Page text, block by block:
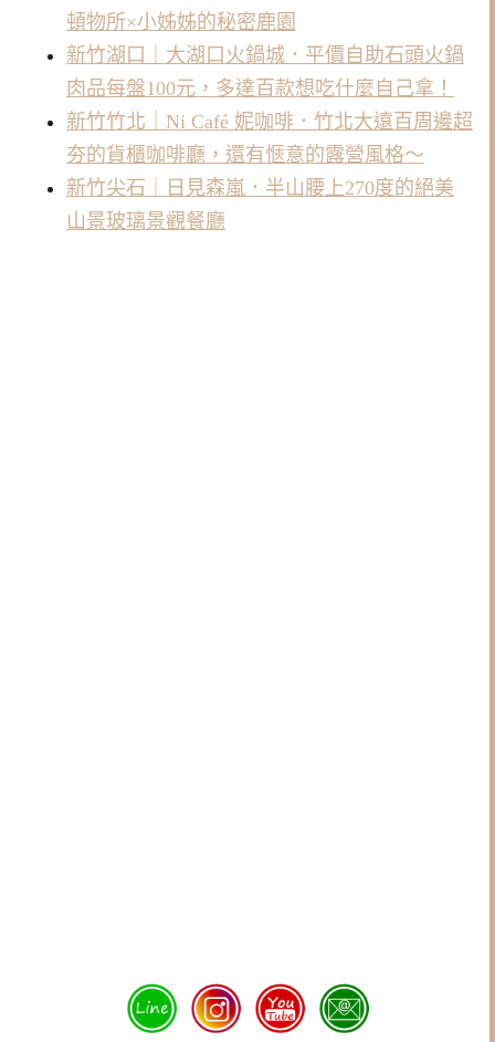
頓物所×小姊姊的秘密鹿園
新竹湖口｜大湖口火鍋城．平價自助石頭火鍋
肉品每盤100元，多達百款想吃什麼自己拿！
新竹竹北｜Ni Café 妮咖啡．竹北大遠百周邊超
夯的貨櫃咖啡廳，還有愜意的露營風格～
新竹尖石｜日見森嵐．半山腰上270度的絕美
山景玻璃景觀餐廳